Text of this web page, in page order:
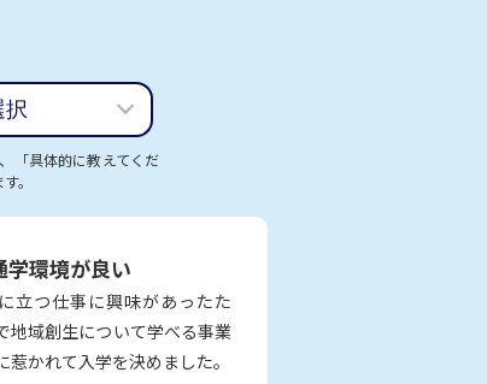
「具体的に教えてくだ
。
学環境が良い
立つ仕事に興味があったた
地域創生について学べる事業
惹かれて入学を決めました。